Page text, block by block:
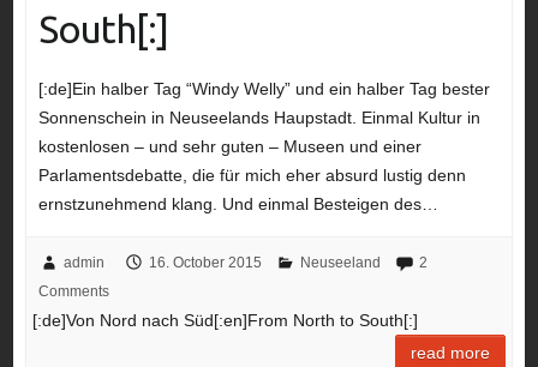
South[:]
[:de]Ein halber Tag “Windy Welly” und ein halber Tag bester
Sonnenschein in Neuseelands Haupstadt. Einmal Kultur in
kostenlosen – und sehr guten – Museen und einer
Parlamentsdebatte, die für mich eher absurd lustig denn
ernstzunehmend klang. Und einmal Besteigen des…
admin 16. October 2015 Neuseeland
2
Comments
[:de]Von Nord nach Süd[:en]From North to South[:]
read more